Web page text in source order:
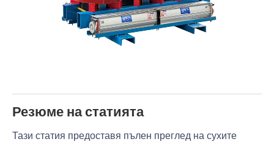
Резюме на статията
Тази статия предоставя пълен преглед на сухите